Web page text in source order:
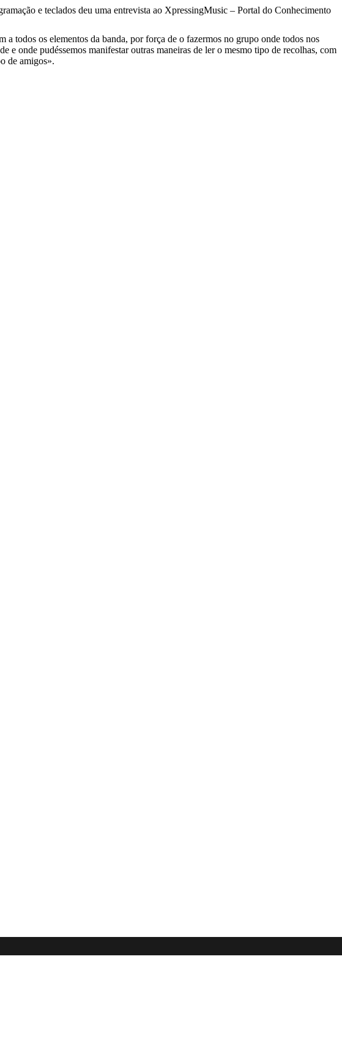
e teclados deu uma entrevista ao XpressingMusic – Portal do Conhecimento
todos os elementos da banda, por força de o fazermos no grupo onde todos nos
e onde pudéssemos manifestar outras maneiras de ler o mesmo tipo de recolhas, com
de amigos».